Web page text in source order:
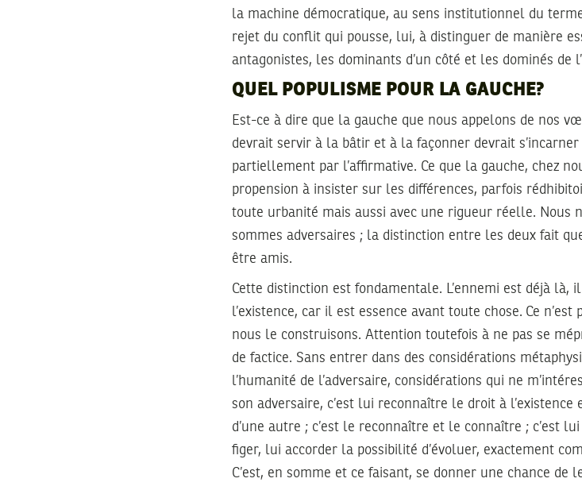
la machine démocratique, au sens institutionnel du
rejet du conflit qui pousse, lui, à distinguer de manière
antagonistes, les dominants d’un côté et les dominés de
QUEL POPULISME POUR LA GAUCHE?
Est-ce à dire que la gauche que nous appelons de nos
devrait servir à la bâtir et à la façonner devrait
partiellement par l’affirmative. Ce que la gauche, chez
propension à insister sur les différences, parfois
toute urbanité mais aussi avec une rigueur réelle. Nous
sommes adversaires ; la distinction entre les deux fait
être amis.
Cette distinction est fondamentale. L’ennemi est déjà là,
l’existence, car il est essence avant toute chose. Ce n’est
nous le construisons. Attention toutefois à ne pas se
de factice. Sans entrer dans des considérations
l’humanité de l’adversaire, considérations qui ne
son adversaire, c’est lui reconnaître le droit à l’existence
d’une autre ; c’est le reconnaître et le connaître ; c’est
figer, lui accorder la possibilité d’évoluer, exactement
C’est, en somme et ce faisant, se donner une chance de